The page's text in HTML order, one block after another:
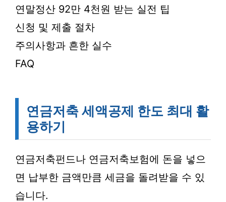
연말정산 92만 4천원 받는 실전 팁
신청 및 제출 절차
주의사항과 흔한 실수
FAQ
연금저축 세액공제 한도 최대 활
용하기
연금저축펀드나 연금저축보험에 돈을 넣으
면 납부한 금액만큼 세금을 돌려받을 수 있
습니다.